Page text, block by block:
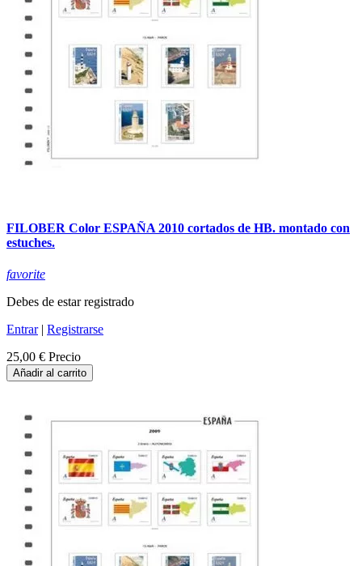
FILOBER Color ESPAÑA 2010 cortados de HB. montado con
estuches.
favorite
Debes de estar registrado
Entrar| Registrarse
25,00 € Precio
Añadir al carrito